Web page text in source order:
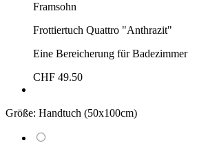
Framsohn
Frottiertuch Quattro "Anthrazit"
Eine Bereicherung für Badezimmer
CHF 49.50
Größe: Handtuch (50x100cm)